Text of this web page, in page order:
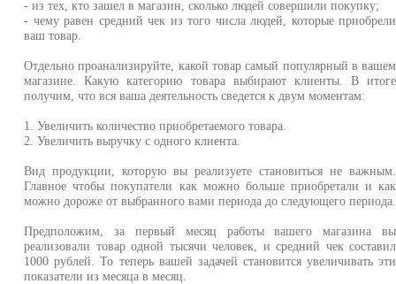
- из тех, кто зашел в магазин, сколько людей совершили покупку;
- чему равен средний чек из того числа людей, которые приобрели
ваш товар.
Отдельно проанализируйте, какой товар самый популярный в вашем
магазине. Какую категорию товара выбирают клиенты. В итоге
получим, что вся ваша деятельность сведется к двум моментам:
1. Увеличить количество приобретаемого товара.
2. Увеличить выручку с одного клиента.
Вид продукции, которую вы реализуете становиться не важным.
Главное чтобы покупатели как можно больше приобретали и как
можно дороже от выбранного вами периода до следующего периода.
Предположим, за первый месяц работы вашего магазина вы
реализовали товар одной тысячи человек, и средний чек составил
1000 рублей. То теперь вашей задачей становится увеличивать эти
показатели из месяца в месяц.